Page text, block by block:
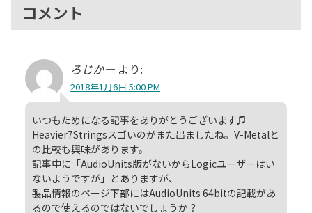
コメント
ろじかー より:
2018年1月6日 5:00 PM
いつもためになる記事をありがとうございます♫
Heavier7Stringsスゴいのがまた出ましたね。V-Metalと
の比較も興味があります。
記事中に「AudioUnits版がないからLogicユーザーはい
ないようですが」とありますが、
製品情報のページ下部にはAudioUnits 64bitの記載があ
るので使えるのではないでしょうか？